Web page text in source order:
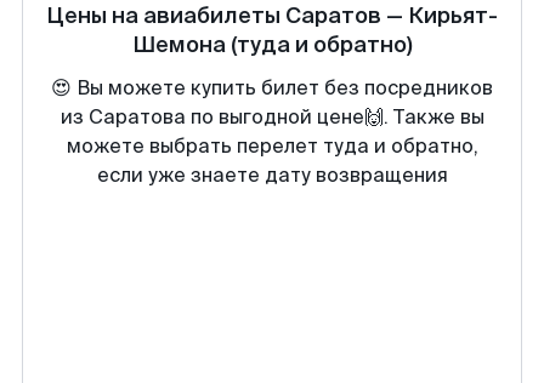
Цены на авиабилеты Саратов — Кирьят-
Шемона (туда и обратно)
😍 Вы можете купить билет без посредников
из Саратова по выгодной цене🙌. Также вы
можете выбрать перелет туда и обратно,
если уже знаете дату возвращения